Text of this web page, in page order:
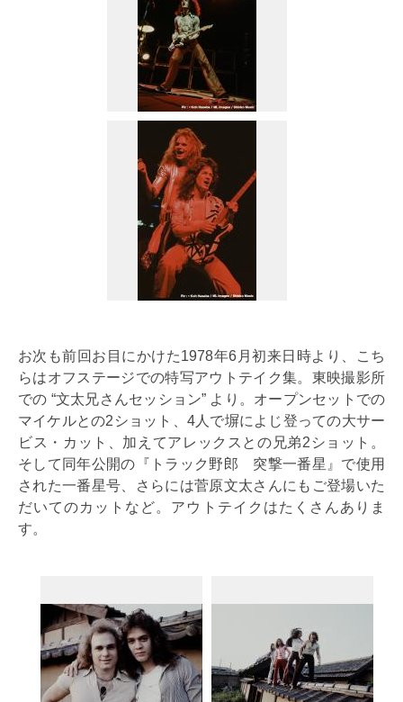
お次も前回お目にかけた1978年6月初来日時より、こち
らはオフステージでの特写アウトテイク集。東映撮影所
での “文太兄さんセッション” より。オープンセットでの
マイケルとの2ショット、4人で塀によじ登っての大サー
ビス・カット、加えてアレックスとの兄弟2ショット。
そして同年公開の『トラック野郎 突撃一番星』で使用
された一番星号、さらには菅原文太さんにもご登場いた
だいてのカットなど。アウトテイクはたくさんありま
す。